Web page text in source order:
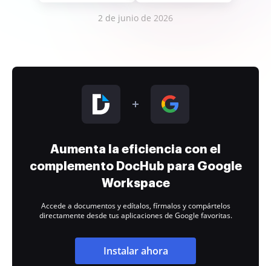
2 de junio de 2026
Aumenta la eficiencia con el
complemento DocHub para Google
Workspace
Accede a documentos y edítalos, fírmalos y compártelos
directamente desde tus aplicaciones de Google favoritas.
Instalar ahora